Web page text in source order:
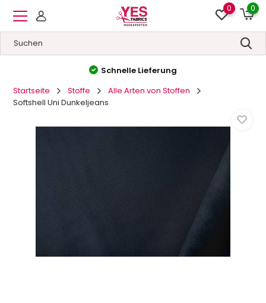
0 0
Hohe Qualität&Niedrige Preise
Startseite
Stoffe
Alle Arten von Stoffen
Softshell Uni Dunkeljeans